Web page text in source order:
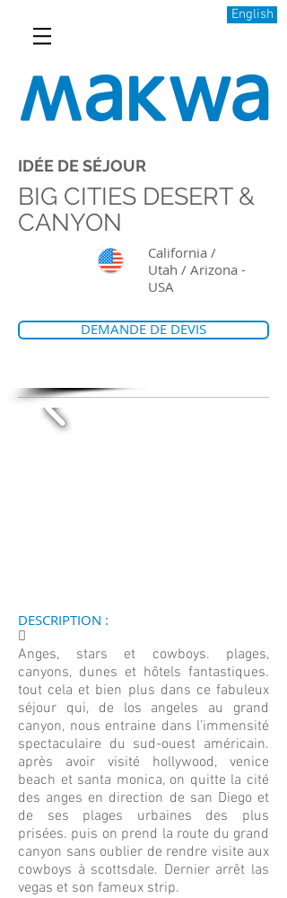
English
IDÉE DE SÉJOUR
BIG CITIES DESERT &
CANYON
California /
Utah / Arizona -
USA
DEMANDE DE DEVIS
DESCRIPTION :
􀀄
Anges, stars et cowboys. plages,
canyons, dunes et hôtels fantastiques.
tout cela et bien plus dans ce fabuleux
séjour qui, de los angeles au grand
canyon, nous entraine dans l’immensité
spectaculaire du sud-ouest américain.
après avoir visité hollywood, venice
beach et santa monica, on quitte la cité
des anges en direction de san Diego et
de ses plages urbaines des plus
prisées. puis on prend la route du grand
canyon sans oublier de rendre visite aux
cowboys à scottsdale. Dernier arrêt las
vegas et son fameux strip.